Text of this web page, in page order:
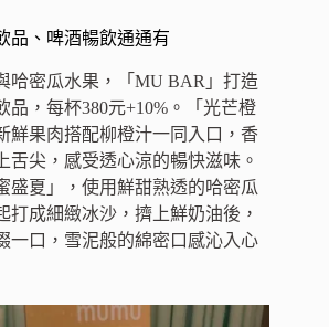
品、啤酒暢飲通通有
哈密瓜水果，「MU BAR」打造
品，每杯380元+10%。「光芒橙
鮮果肉搭配柳橙汁一同入口，香
舌尖，感受透心涼的暢快滋味。
盛夏」，使用鮮甜熟透的哈密瓜
打成細緻冰沙，擠上鮮奶油後，
一口，雪泥般的綿密口感沁入心